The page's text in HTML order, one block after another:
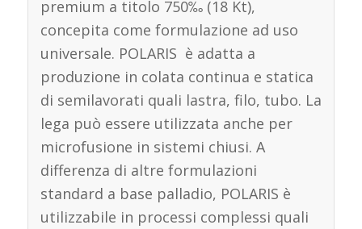
premium a titolo 750‰ (18 Kt),
concepita come formulazione ad uso
universale. POLARIS è adatta a
produzione in colata continua e statica
di semilavorati quali lastra, filo, tubo. La
lega può essere utilizzata anche per
microfusione in sistemi chiusi. A
differenza di altre formulazioni
standard a base palladio, POLARIS è
utilizzabile in processi complessi quali